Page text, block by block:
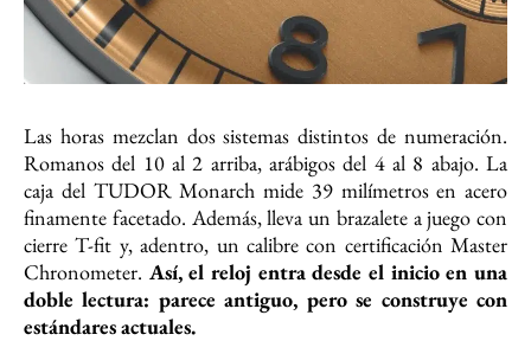
Las horas mezclan dos sistemas distintos de numeración.
Romanos del 10 al 2 arriba, arábigos del 4 al 8 abajo. La
caja del TUDOR Monarch mide 39 milímetros en acero
finamente facetado. Además, lleva un brazalete a juego con
cierre T-fit y, adentro, un calibre con certificación Master
Chronometer. Así, el reloj entra desde el inicio en una
doble lectura: parece antiguo, pero se construye con
estándares actuales.